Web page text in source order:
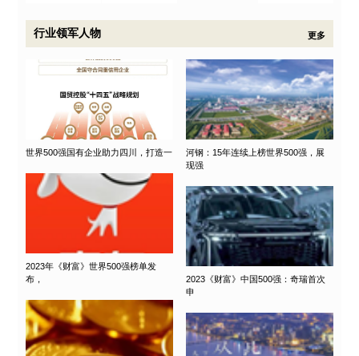
行业领军人物 更多
世界500强国有企业助力四川，打造一
河钢：15年连续上榜世界500强，展
现强
2023年《财富》世界500强榜单发
布，
2023《财富》中国500强：奇瑞首次
申